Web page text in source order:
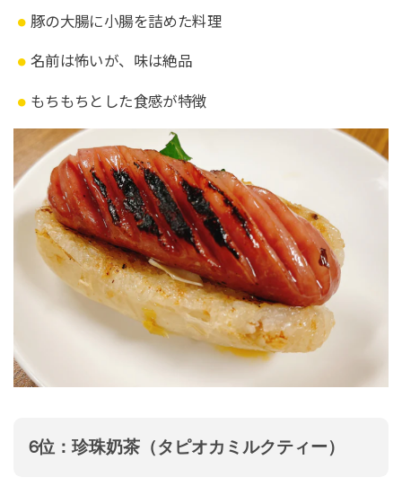
豚の大腸に小腸を詰めた料理
名前は怖いが、味は絶品
もちもちとした食感が特徴
6位：珍珠奶茶（タピオカミルクティー）